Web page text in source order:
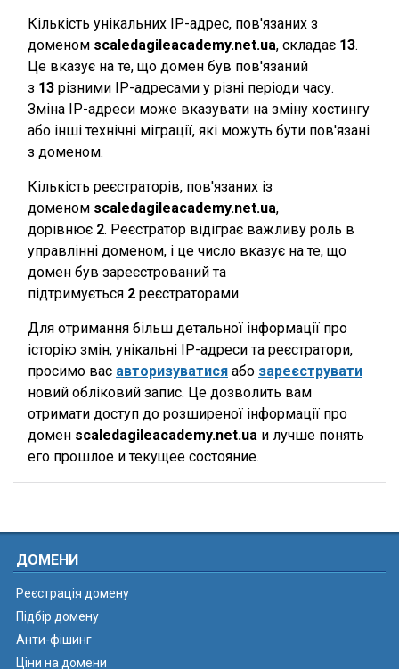
Кількість унікальних IP-адрес, пов'язаних з
доменом scaledagileacademy.net.ua, складає 13.
Це вказує на те, що домен був пов'язаний
з 13 різними IP-адресами у різні періоди часу.
Зміна IP-адреси може вказувати на зміну хостингу
або інші технічні міграції, які можуть бути пов'язані
з доменом.
Кількість реєстраторів, пов'язаних із
доменом scaledagileacademy.net.ua,
дорівнює 2. Реєстратор відіграє важливу роль в
управлінні доменом, і це число вказує на те, що
домен був зареєстрований та
підтримується 2 реєстраторами.
Для отримання більш детальної інформації про
історію змін, унікальні IP-адреси та реєстратори,
просимо вас авторизуватися або зареєструвати
новий обліковий запис. Це дозволить вам
отримати доступ до розширеної інформації про
домен scaledagileacademy.net.ua и лучше понять
его прошлое и текущее состояние.
ДОМЕНИ
Реєстрація домену
Підбір домену
Анти-фішинг
Ціни на домени